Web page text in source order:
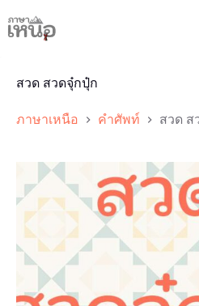
to
content
สวด สวดจุ๋กปุ๋ก
ภาษาเหนือ คำศัพท์ สวด ส